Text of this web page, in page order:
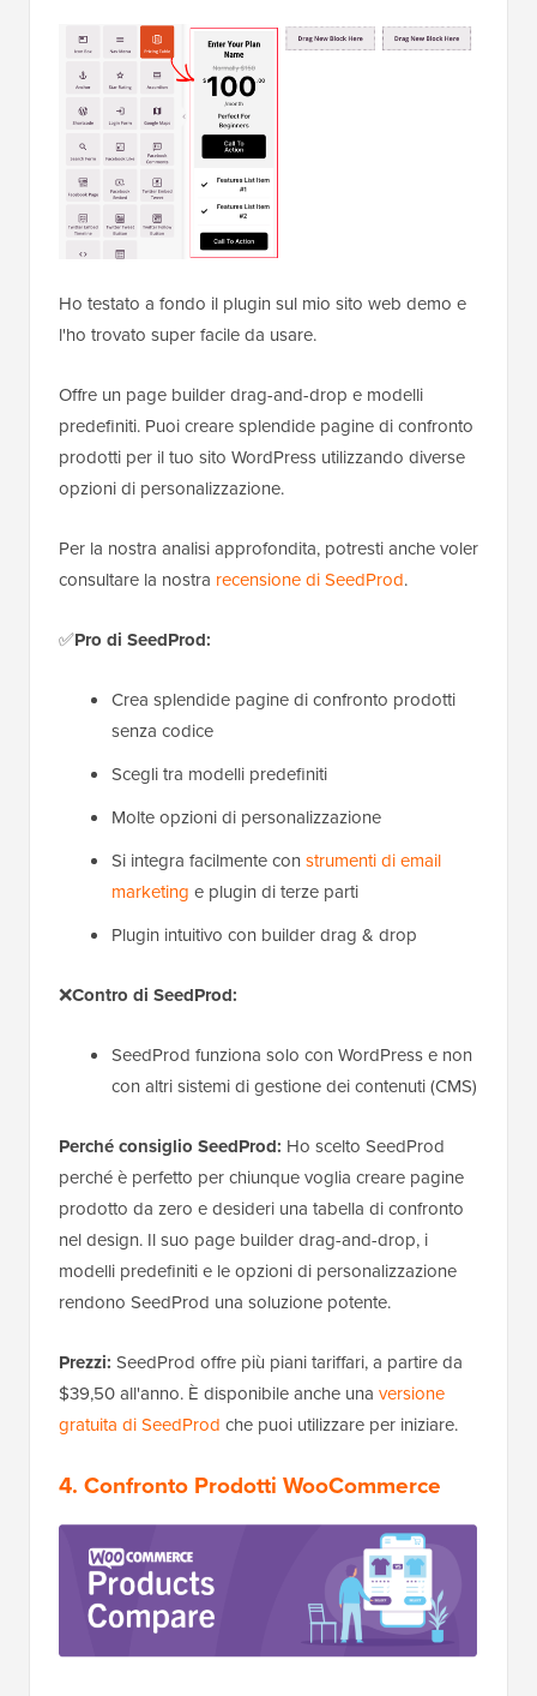
Ho testato a fondo il plugin sul mio sito web demo e
l'ho trovato super facile da usare.
Offre un page builder drag-and-drop e modelli
predefiniti. Puoi creare splendide pagine di confronto
prodotti per il tuo sito WordPress utilizzando diverse
opzioni di personalizzazione.
Per la nostra analisi approfondita, potresti anche voler
consultare la nostra recensione di SeedProd.
✅Pro di SeedProd:
Crea splendide pagine di confronto prodotti
senza codice
Scegli tra modelli predefiniti
Molte opzioni di personalizzazione
Si integra facilmente con strumenti di email
marketing e plugin di terze parti
Plugin intuitivo con builder drag & drop
❌Contro di SeedProd:
SeedProd funziona solo con WordPress e non
con altri sistemi di gestione dei contenuti (CMS)
Perché consiglio SeedProd: Ho scelto SeedProd
perché è perfetto per chiunque voglia creare pagine
prodotto da zero e desideri una tabella di confronto
nel design. Il suo page builder drag-and-drop, i
modelli predefiniti e le opzioni di personalizzazione
rendono SeedProd una soluzione potente.
Prezzi: SeedProd offre più piani tariffari, a partire da
$39,50 all'anno. È disponibile anche una versione
gratuita di SeedProd che puoi utilizzare per iniziare.
4. Confronto Prodotti WooCommerce